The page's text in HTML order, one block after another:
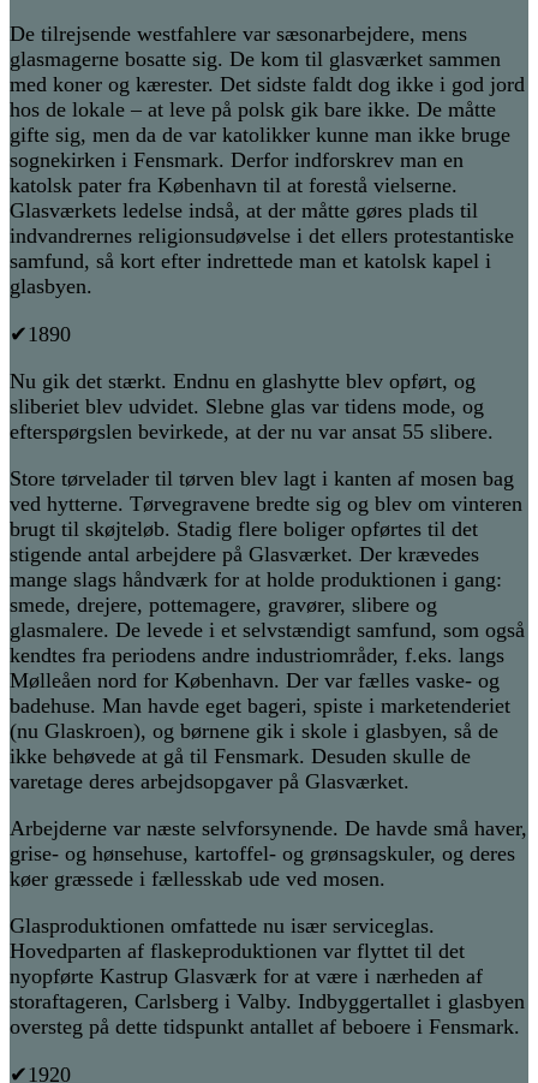
De tilrejsende westfahlere var sæsonarbejdere, mens
glasmagerne bosatte sig. De kom til glasværket sammen
med koner og kærester. Det sidste faldt dog ikke i god jord
hos de lokale – at leve på polsk gik bare ikke. De måtte
gifte sig, men da de var katolikker kunne man ikke bruge
sognekirken i Fensmark. Derfor indforskrev man en
katolsk pater fra København til at forestå vielserne.
Glasværkets ledelse indså, at der måtte gøres plads til
indvandrernes religionsudøvelse i det ellers protestantiske
samfund, så kort efter indrettede man et katolsk kapel i
glasbyen.
✔1890
Nu gik det stærkt. Endnu en glashytte blev opført, og
sliberiet blev udvidet. Slebne glas var tidens mode, og
efterspørgslen bevirkede, at der nu var ansat 55 slibere.
Store tørvelader til tørven blev lagt i kanten af mosen bag
ved hytterne. Tørvegravene bredte sig og blev om vinteren
brugt til skøjteløb. Stadig flere boliger opførtes til det
stigende antal arbejdere på Glasværket. Der krævedes
mange slags håndværk for at holde produktionen i gang:
smede, drejere, pottemagere, gravører, slibere og
glasmalere. De levede i et selvstændigt samfund, som også
kendtes fra periodens andre industriområder, f.eks. langs
Mølleåen nord for København. Der var fælles vaske- og
badehuse. Man havde eget bageri, spiste i marketenderiet
(nu Glaskroen), og børnene gik i skole i glasbyen, så de
ikke behøvede at gå til Fensmark. Desuden skulle de
varetage deres arbejdsopgaver på Glasværket.
Arbejderne var næste selvforsynende. De havde små haver,
grise- og hønsehuse, kartoffel- og grønsagskuler, og deres
køer græssede i fællesskab ude ved mosen.
Glasproduktionen omfattede nu især serviceglas.
Hovedparten af flaskeproduktionen var flyttet til det
nyopførte Kastrup Glasværk for at være i nærheden af
storaftageren, Carlsberg i Valby. Indbyggertallet i glasbyen
oversteg på dette tidspunkt antallet af beboere i Fensmark.
✔1920